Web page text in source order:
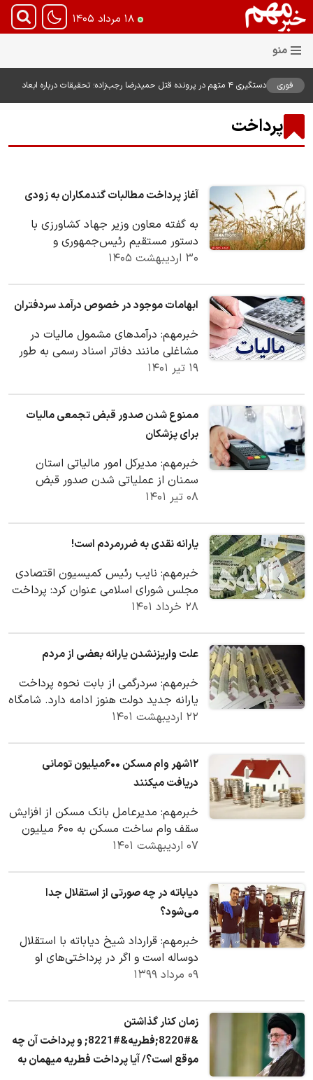
۱۸ مرداد ۱۴۰۵
فوری
دستگیری ۴ متهم در پرونده قتل حمیدرضا رجب‌زاده؛ تحقیقات درباره ابعاد
پرداخت
آغاز پرداخت مطالبات گندمکاران به زودی
به گفته معاون وزیر جهاد کشاورزی با
دستور مستقیم رئیس‌جمهوری و
پیگیری‌های معاون اول و وزیر جهاد
۳۰ اردیبهشت ۱۴۰۵
ابهامات موجود در خصوص درآمد سردفتران
خبرمهم: درآمدهای مشمول مالیات در
مشاغلی مانند دفاتر اسناد رسمی به طور
چشم‌گیری کاهش یافته است. سوال
۱۹ تیر ۱۴۰۱
ممنوع شدن صدور قبض تجمعی مالیات
برای پزشکان
خبرمهم: مدیرکل امور مالیاتی استان
سمنان از عملیاتی شدن صدور قبض
تجمعی در سامانه مالیات تکلیفی پزشکان
۰۸ تیر ۱۴۰۱
یارانه نقدی به ضررمردم است!
خبرمهم: نایب رئیس کمیسیون اقتصادی
مجلس شورای اسلامی عنوان کرد: پرداخت
یارانه نقدی باعث ایجاد تورم می شود و
۲۸ خرداد ۱۴۰۱
علت واریزنشدن یارانه بعضی از مردم
خبرمهم: سردرگمی از بابت نحوه پرداخت
یارانه جدید دولت هنوز ادامه دارد. شامگاه
دوشنبه برنامه اصلاح ارز ترجیحی دولت
۲۲ اردیبهشت ۱۴۰۱
۱۲شهر وام مسکن ۶۰۰میلیون تومانی
دریافت میکنند
خبرمهم: مدیرعامل بانک مسکن از افزایش
سقف وام ساخت مسکن به ۶۰۰ میلیون
تومان خبر داد.
۰۷ اردیبهشت ۱۴۰۱
دیاباته در چه صورتی از استقلال جدا
می‌شود؟
خبرمهم: قرارداد شیخ دیاباته با استقلال
دوساله است و اگر در پرداختی‌های او
تعویقی رخ ندهد، او فصل آینده هم آبی
۰۹ مرداد ۱۳۹۹
زمان کنار گذاشتن
&#8220;فطریه&#8221; و پرداخت آن چه
موقع است؟/ آیا پرداخت فطریه میهمان به